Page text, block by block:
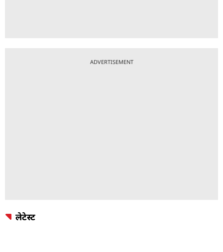
ADVERTISEMENT
लेटेस्ट